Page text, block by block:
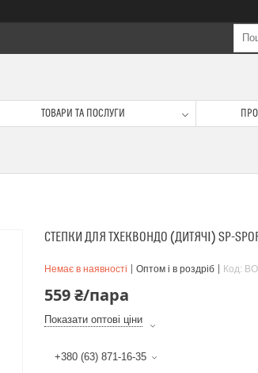
ТОВАРИ ТА ПОСЛУГИ
СТЕПКИ ДЛЯ ТХЕКВОНДО (ДИТЯЧІ) SP-
Немає в наявності Оптом і в роздріб Код:
559 ₴/пара
Показати оптові ціни
+380 (63) 871-16-35